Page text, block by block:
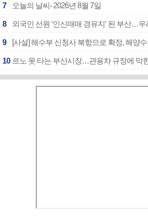
7 오늘의 날씨- 2026년 8월 7일
8 외국인 선원 ‘인신매매 경유지’ 된 부산…우
9 [사설] 해수부 신청사 북항으로 확정, 해양
10 르노 못 타는 부산시장…관용차 규정에 막